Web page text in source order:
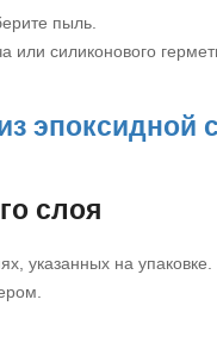
пыль.
или силиконового
слоя
указанных на упаковке.